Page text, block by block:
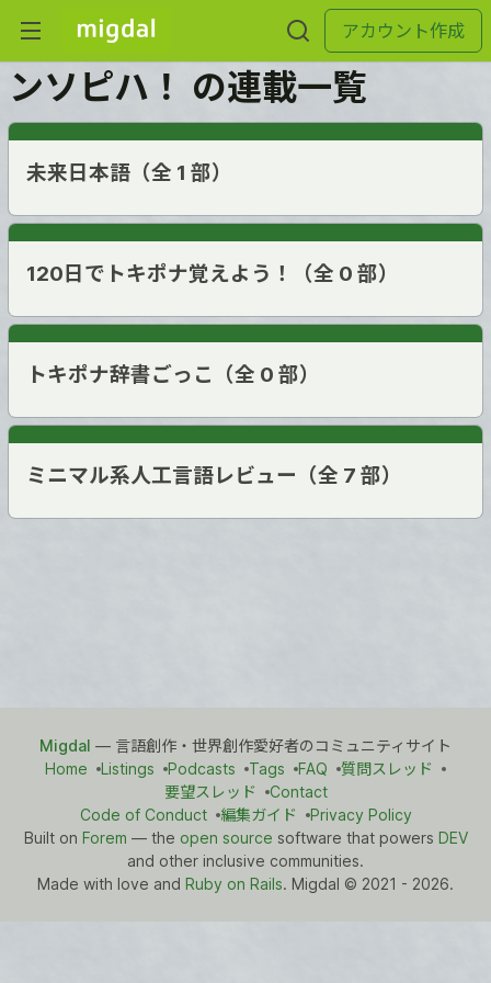
アカウント作成
ンソピハ！ の連載一覧
未来日本語（全 1 部）
120日でトキポナ覚えよう！（全 0 部）
トキポナ辞書ごっこ（全 0 部）
ミニマル系人工言語レビュー（全 7 部）
Migdal — 言語創作・世界創作愛好者のコミュニティサイト
Home
Listings Podcasts Tags FAQ
質問スレッド
要望スレッド
Contact
Code of Conduct
編集ガイド
Privacy Policy
Built on Forem — the open source software that powers DEV
and other inclusive communities.
Made with love and Ruby on Rails. Migdal © 2021 - 2026.